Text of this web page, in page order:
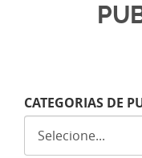
CATEGORIAS DE